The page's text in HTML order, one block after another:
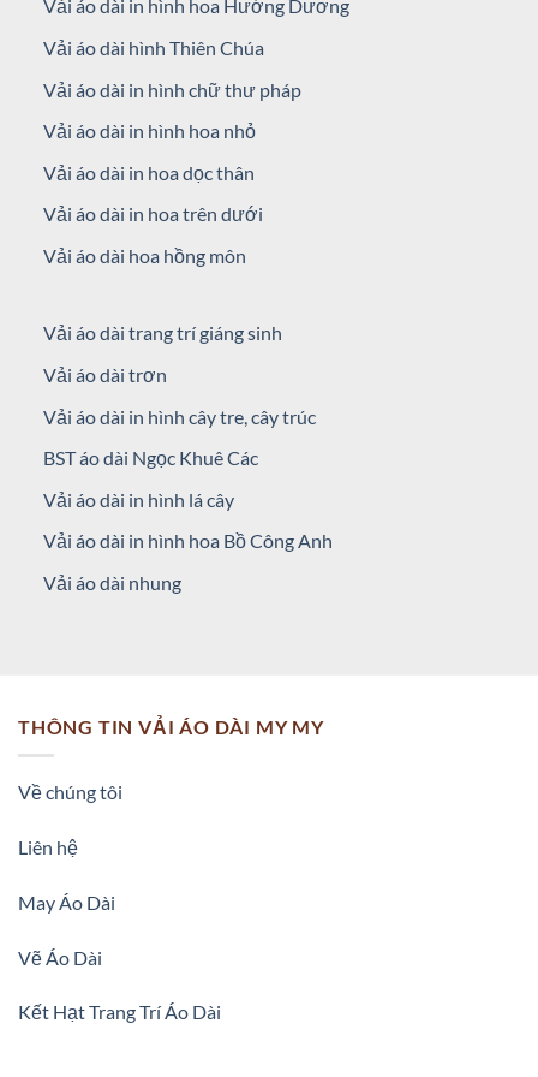
Vải áo dài in hình hoa Hướng Dương
Vải áo dài hình Thiên Chúa
Vải áo dài in hình chữ thư pháp
Vải áo dài in hình hoa nhỏ
Vải áo dài in hoa dọc thân
Vải áo dài in hoa trên dưới
Vải áo dài hoa hồng môn
Vải áo dài trang trí giáng sinh
Vải áo dài trơn
Vải áo dài in hình cây tre, cây trúc
BST áo dài Ngọc Khuê Các
Vải áo dài in hình lá cây
Vải áo dài in hình hoa Bồ Công Anh
Vải áo dài nhung
THÔNG TIN VẢI ÁO DÀI MY MY
Về chúng tôi
Liên hệ
May Áo Dài
Vẽ Áo Dài
Kết Hạt Trang Trí Áo Dài